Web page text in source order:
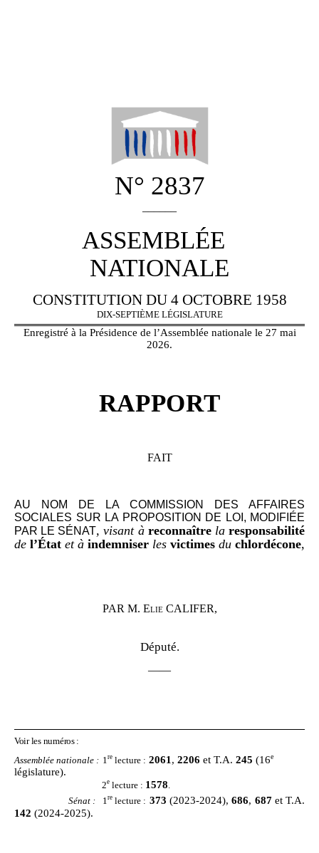
N° 2837
ASSEMBLÉE
NATIONALE
CONSTITUTION DU 4 OCTOBRE 1958
DIX-SEPTIÈME LÉGISLATURE
Enregistré à la Présidence de l’Assemblée nationale le 27 mai
2026.
RAPPORT
FAIT
AU NOM DE LA COMMISSION DES AFFAIRES
SOCIALES SUR LA PROPOSITION DE LOI, MODIFIÉE
PAR LE SÉNAT, visant à reconnaîtrelaresponsabilité
de l’État et à indemniser les victimes du chlordécone,
PAR M. Elie CALIFER,
Député.
——
Voir les numéros :
Assemblée nationale : 1 relecture : 2061 , 2206 et T.A. 245 (16e
législature).
2electure : 1578
Sénat : 1 relecture : 373 (2023‑2024),686, 687 et T.A.
142 (2024‑2025).